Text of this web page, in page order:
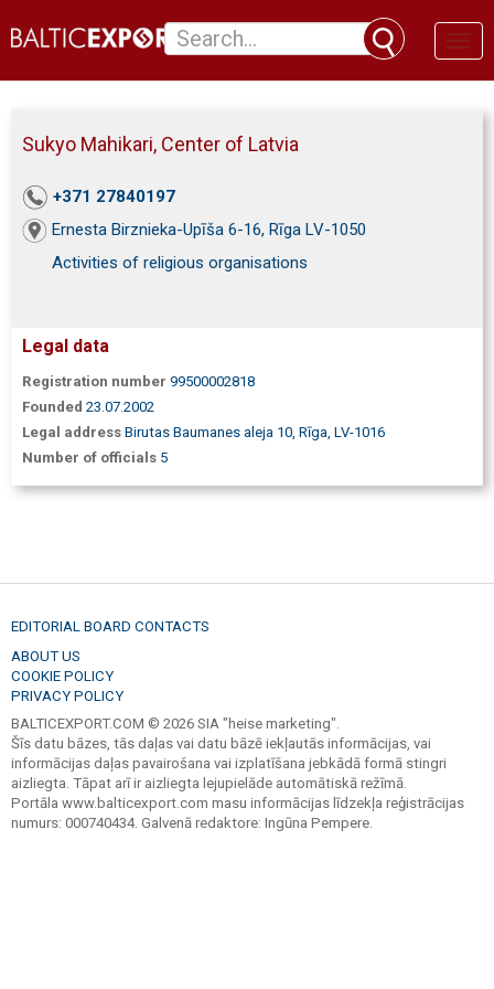
Sukyo Mahikari, Center of Latvia
+371 27840197
Ernesta Birznieka-Upīša 6-16, Rīga LV-1050
Activities of religious organisations
Legal data
Registration number 99500002818
Founded 23.07.2002
Legal address Birutas Baumanes aleja 10, Rīga, LV-1016
Number of officials 5
EDITORIAL BOARD CONTACTS
ABOUT US
COOKIE POLICY
PRIVACY POLICY
BALTICEXPORT.COM © 2026 SIA "heise marketing".
Šīs datu bāzes, tās daļas vai datu bāzē iekļautās informācijas, vai
informācijas daļas pavairošana vai izplatīšana jebkādā formā stingri
aizliegta. Tāpat arī ir aizliegta lejupielāde automātiskā režīmā.
Portāla www.balticexport.com masu informācijas līdzekļa reģistrācijas
numurs: 000740434. Galvenā redaktore: Ingūna Pempere.